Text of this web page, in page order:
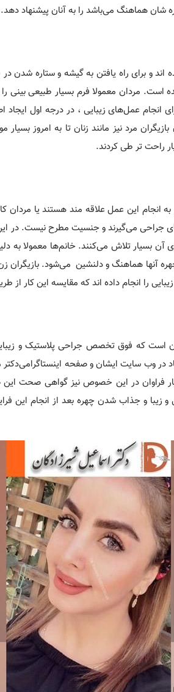
شان هماهنگ می‌باشد را به آنان پیشنهاد دهد.
اند و برای راه یافتن به گیشه و ستاره
مردان معمولا فرم بسیار طبیعی بینی
انجام عمل‌های زیبایی ، در درجه اول
مرد نیز مانند زنان تا به امروز
راحت تر طی کردند.
انجام این عمل علاقه مند هستند یا مردان
جراحی می‌گیرند و جنسیت مطرح نیست. در این
آن بسیار تلاش می‌کنند. خانم‌ها معمولا به
آنها هماهنگ و دلنشین می‌شود. بازیگران زن
را انجام داده اند که مقایسه این کار
است که فوق تخصص جراحی پلاستیک و
زیاد در وب سایت ایشان و صفحه
فراوان در این خصوص نیز گواهی صحت این
و زیبا و جذاب شدن چهره بعد از انجام این